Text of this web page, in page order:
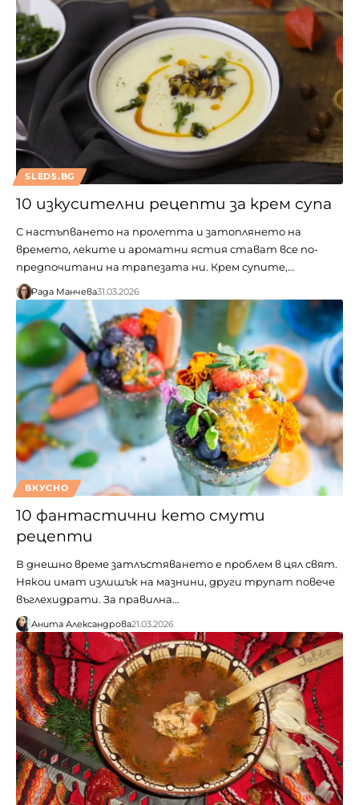
SLED5.BG
10 изкусителни рецепти за крем супа
С настъпването на пролетта и затоплянето на
времето, леките и ароматни ястия стават все по-
предпочитани на трапезата ни. Крем супите,…
Рада Манчева31.03.2026
ВКУСНО
10 фантастични кето смути
рецепти
В днешно време затлъстяването е проблем в цял свят.
Някои имат излишък на мазнини, други трупат повече
въглехидрати. За правилна…
Анита Александрова21.03.2026